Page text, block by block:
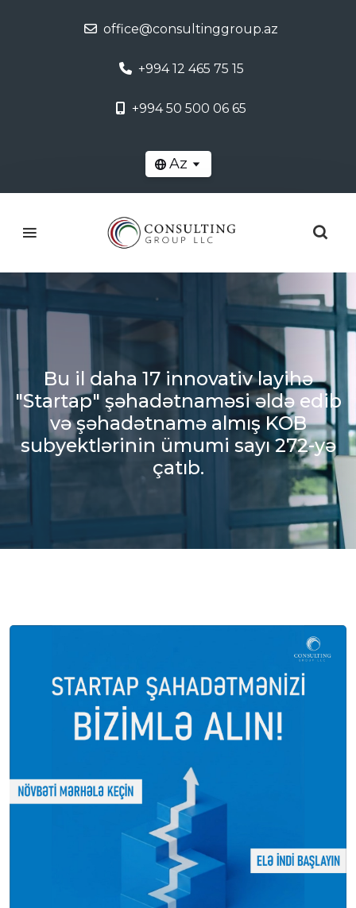
office@consultinggroup.az
+994 12 465 75 15
+994 50 500 06 65
Az
Bu il daha 17 innovativ layihə
"Startap" şəhadətnaməsi əldə edib
və şəhadətnamə almış KOB
subyektlərinin ümumi sayı 272-yə
çatıb.